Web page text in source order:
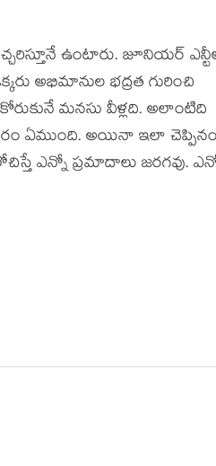
ఉంటారు. జూనియర్
అభిమానుల భద్రత గురించి
మనసు వీళ్లది. అలాంటిది
ఏముంది. అయినా ఇలా
ఎన్నో ప్రమాదాలు జరగవు.